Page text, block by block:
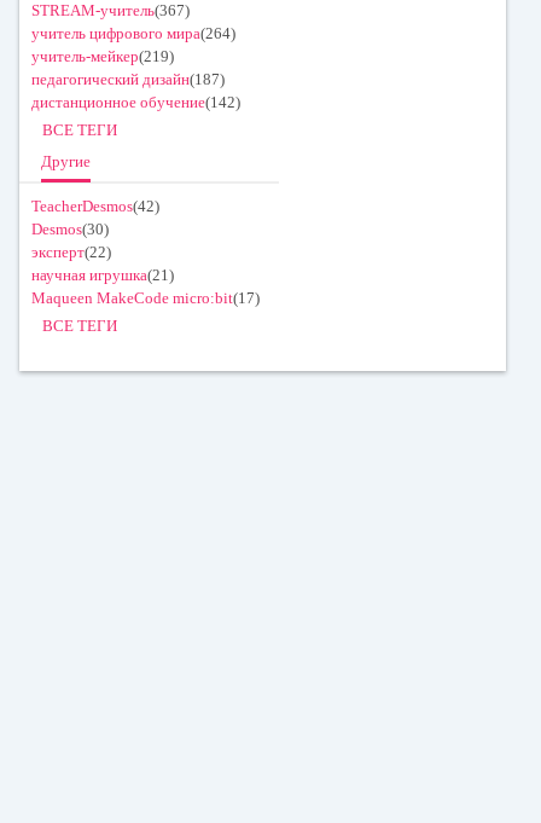
STREAM-учитель(367)
учитель цифрового мира(264)
учитель-мейкер(219)
педагогический дизайн(187)
дистанционное обучение(142)
ВСЕ ТЕГИ
Другие
TeacherDesmos(42)
Desmos(30)
эксперт(22)
научная игрушка(21)
Maqueen MakeCode micro:bit(17)
ВСЕ ТЕГИ